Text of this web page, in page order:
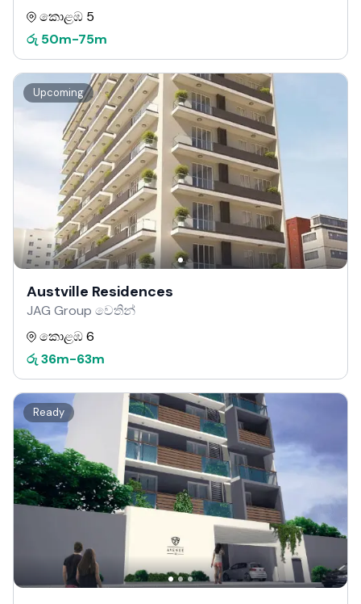
කොළඹ 5
රු 50m-75m
Upcoming
Austville Residences
JAG Group වෙතින්
කොළඹ 6
රු 36m-63m
Ready